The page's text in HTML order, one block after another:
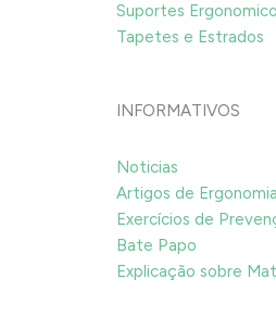
Suportes
Tapetes e Estrados
INFORMATIVOS
Noticias
Artigos de Ergonomia
Exercícios de
Bate Papo
Explicação sobre